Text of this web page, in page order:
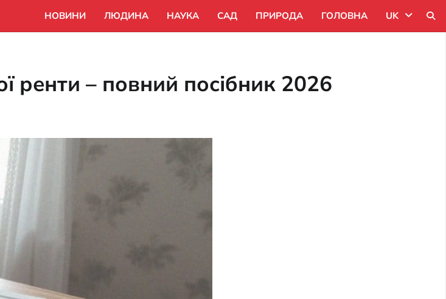
НОВИНИ ЛЮДИНА НАУКА САД ПРИРОДА ГОЛОВНА UK
ренти – повний посібник 2026